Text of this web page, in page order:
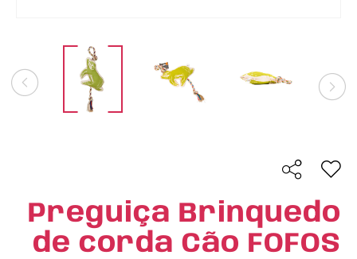
Preguiça Brinquedo
de corda Cão FOFOS